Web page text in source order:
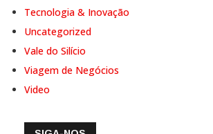
Tecnologia & Inovação
Uncategorized
Vale do Silício
Viagem de Negócios
Video